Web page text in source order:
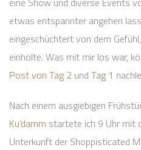
etwas entspannter angehen
eingeschüchtert von dem
einholte. Was mit mir los war,
Post von Tag 2 und Tag 1
Nach einem ausgiebigen
Ku’damm startete ich 9 Uhr mit
Unterkunft der Shoppisticated